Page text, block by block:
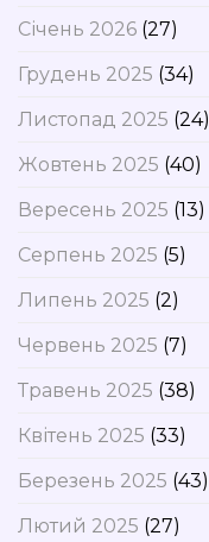
Січень 2026 (27)
Грудень 2025 (34)
Листопад 2025 (24)
Жовтень 2025 (40)
Вересень 2025 (13)
Серпень 2025 (5)
Липень 2025 (2)
Червень 2025 (7)
Травень 2025 (38)
Квітень 2025 (33)
Березень 2025 (43)
Лютий 2025 (27)